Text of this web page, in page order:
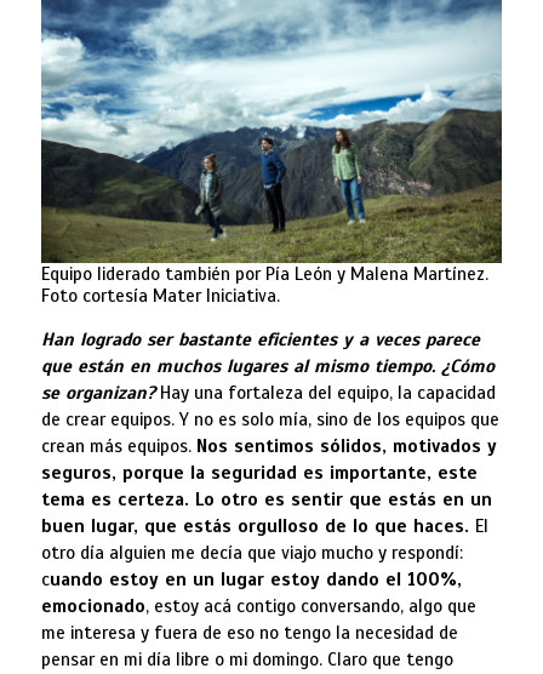
Equipo liderado también por Pía León y Malena Martínez.
Foto cortesía Mater Iniciativa.
Han logrado ser bastante eficientes y a veces parece
que están en muchos lugares al mismo tiempo. ¿Cómo
se organizan?Hay una fortaleza del equipo, la capacidad
de crear equipos. Y no es solo mía, sino de los equipos que
crean más equipos. Nos sentimos sólidos, motivados y
seguros, porque la seguridad es importante, este
tema es certeza. Lo otro es sentir que estás en un
buen lugar, que estás orgulloso de lo que haces. El
otro día alguien me decía que viajo mucho y respondí:
cuando estoy en un lugar estoy dando el 100%,
emocionado, estoy acá contigo conversando, algo que
me interesa y fuera de eso no tengo la necesidad de
pensar en mi día libre o mi domingo. Claro que tengo